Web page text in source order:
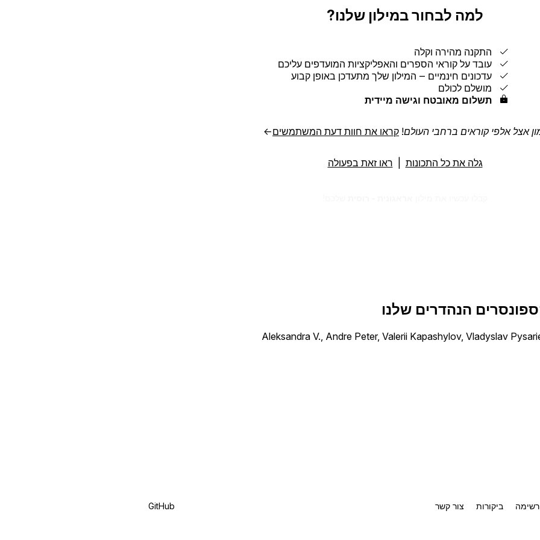
למה לבחור במילון שלנו?
התקנה מהירה וקלה
עובד על קוראי הספרים והאפליקציות המועדפים עליכם
עדכונים חינמיים ‒ המילון שלך מתעדכן באופן קבוע
מושלם לכולם
תשלום מאובטח וגישה מיידית
אצל אלפי קוראים ברחבי העולם! קראו את חוות דעת המשתמשים→
גלה את כל התכונות ראו זאת בפעולה
הנהדרים שלנו
Aleksandra V., Andre Peter, Valerii Kapashylov, Vladyslav
ביקורות צור קשר GitHub